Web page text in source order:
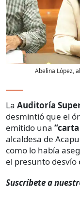
Abelina López,
La Auditoría
desmintió que el
emitido una
alcaldesa de
como lo había
el presunto desvío
Suscríbete a